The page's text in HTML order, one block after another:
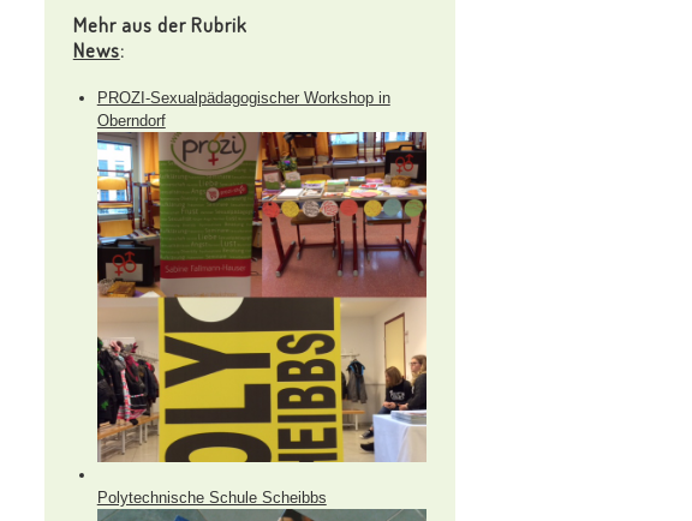
Mehr aus der Rubrik
News:
PROZI-Sexualpädagogischer Workshop in
Oberndorf
Polytechnische Schule Scheibbs